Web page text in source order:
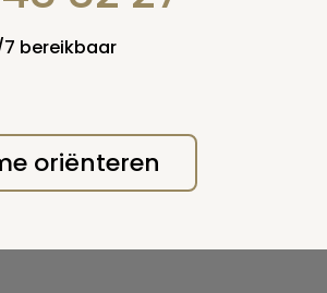
bereikbaar
oriënteren